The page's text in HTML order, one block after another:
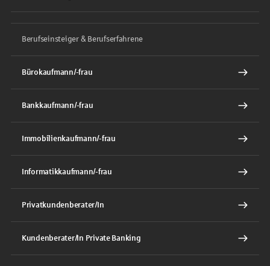
Berufseinsteiger & Berufserfahrene
Bürokaufmann/-frau
Bankkaufmann/-frau
Immobilienkaufmann/-frau
Informatikkaufmann/-frau
Privatkundenberater/In
Kundenberater/In Private Banking